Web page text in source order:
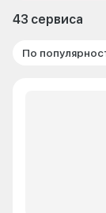
43 сервиса
По